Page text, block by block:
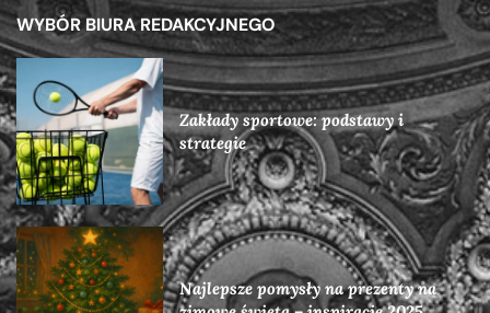
WYBÓR BIURA REDAKCYJNEGO
Zakłady sportowe: podstawy i
strategie
Najlepsze pomysły na prezenty na